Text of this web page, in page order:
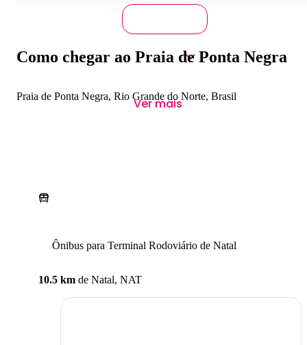
Ver mais
Como chegar ao Praia de Ponta Negra
Praia de Ponta Negra, Rio Grande do Norte, Brasil
Ônibus para Terminal Rodoviário de Natal
10.5 km de Natal, NAT